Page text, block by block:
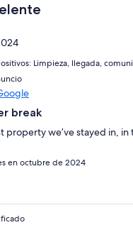
Limpieza, llegada,
break
property we’ve stayed in, in
en octubre de 2024